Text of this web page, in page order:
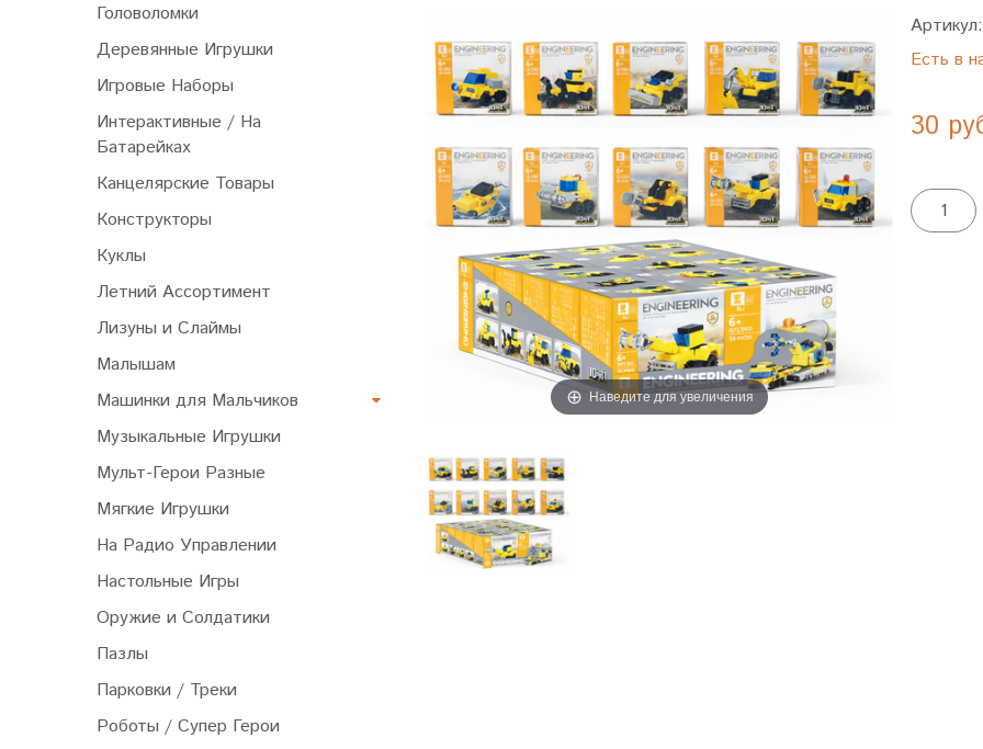
Головоломки
Деревянные Игрушки
Игровые Наборы
Интерактивные / На
Батарейках
Канцелярские Товары
Конструкторы
Куклы
Летний Ассортимент
Лизуны и Слаймы
Малышам
Машинки для Мальчиков
Музыкальные Игрушки
Мульт-Герои Разные
Мягкие Игрушки
На Радио Управлении
Настольные Игры
Оружие и Солдатики
Пазлы
Парковки / Треки
Роботы / Супер Герои
Наведите для увеличения
Артикул:
Есть в
30